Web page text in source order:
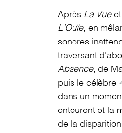
Après La Vueet
L’Ouïe, en
sonores
traversant
Absence, de
puis le célèbre
dans un
entourent et la
de la